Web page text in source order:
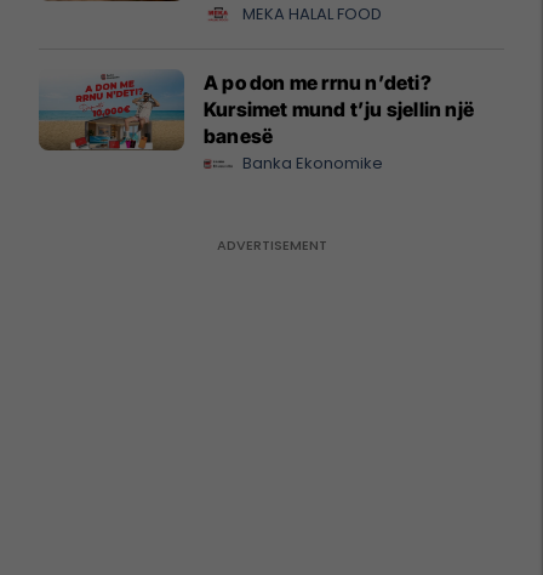
MEKA HALAL FOOD
A po don me rrnu n’deti?
Kursimet mund t’ju sjellin një
banesë
Banka Ekonomike